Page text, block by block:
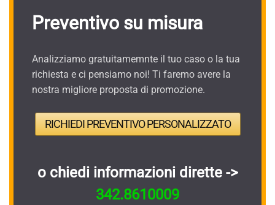
Preventivo su misura
Analizziamo gratuitamemnte il tuo caso o la tua
richiesta e ci pensiamo noi! Ti faremo avere la
nostra migliore proposta di promozione.
RICHIEDI PREVENTIVO PERSONALIZZATO
o chiedi informazioni dirette ->
342.8610009